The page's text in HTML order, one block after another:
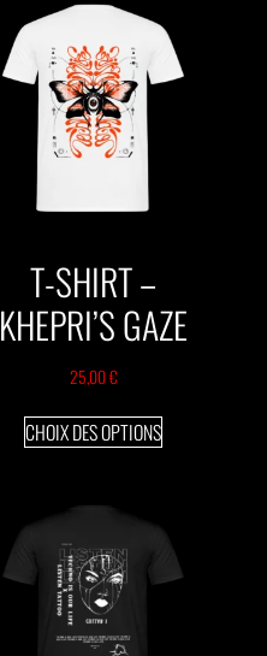
T-SHIRT –
KHEPRI’S GAZE
25,00€
CHOIX DES OPTIONS